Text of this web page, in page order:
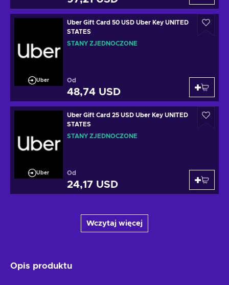
Uber
Uber Gift Card 50 USD Uber Key UNITED
STATES
STANY ZJEDNOCZONE
Od
48,74 USD
Uber
Uber Gift Card 25 USD Uber Key UNITED
STATES
STANY ZJEDNOCZONE
Od
24,17 USD
Wczytaj więcej
Opis produktu